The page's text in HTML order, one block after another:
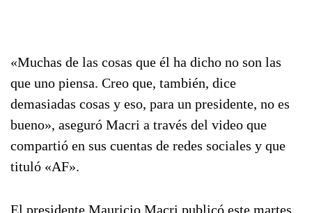
«Muchas de las cosas que él ha dicho no son las
que uno piensa. Creo que, también, dice
demasiadas cosas y eso, para un presidente, no es
bueno», aseguró Macri a través del video que
compartió en sus cuentas de redes sociales y que
tituló «AF».
El presidente Mauricio Macri publicó este martes